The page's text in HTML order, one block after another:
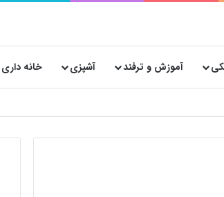
آموزش و ترفند آشپزی خانه داری
کنندگان لباس و پوشاک در ایران